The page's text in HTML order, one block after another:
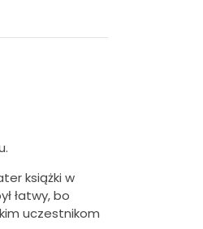
książki w
łatwy, bo
uczestnikom